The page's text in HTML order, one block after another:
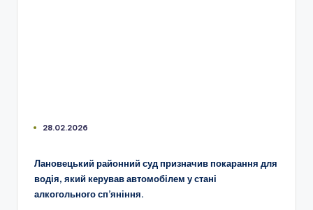
28.02.2026
Лановецький районний суд призначив покарання для
водія, який керував автомобілем у стані
алкогольного сп’яніння.